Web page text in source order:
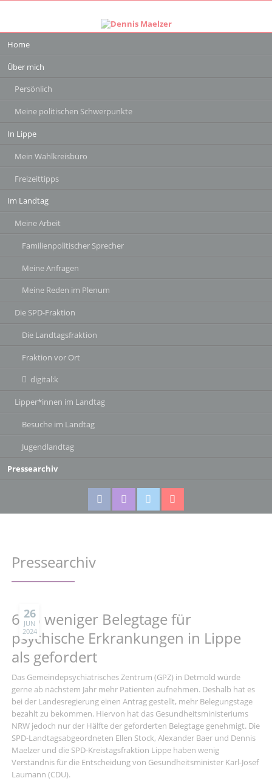
überspringen
Home
Über mich
Persönlich
Meine politischen Schwerpunkte
In Lippe
Mein Wahlkreisbüro
Freizeittipps
Im Landtag
Meine Arbeit
Familienpolitischer Sprecher
Meine Anfragen
Meine Reden im Plenum
Die SPD-Fraktion
Die Landtagsfraktion
Fraktion vor Ort
digital:k
Lipper*innen im Landtag
Besuche im Landtag
Jugendlandtag
Pressearchiv
Pressearchiv
26
JUN
2024
60% weniger Belegtage für
psychische Erkrankungen in Lippe
als gefordert
Das Gemeindepsychiatrisches Zentrum (GPZ) in Detmold würde
gerne ab nächstem Jahr mehr Patienten aufnehmen. Deshalb hat es
bei der Landesregierung einen Antrag gestellt, mehr Belegungstage
bezahlt zu bekommen. Hiervon hat das Gesundheitsministeriums
NRW jedoch nur der Hälfte der geforderten Belegtage genehmigt. Die
SPD-Landtagsabgeordneten Ellen Stock, Alexander Baer und Dennis
Maelzer und die SPD-Kreistagsfraktion Lippe haben wenig
Verständnis für die Entscheidung von Gesundheitsminister Karl-Josef
Laumann (CDU).